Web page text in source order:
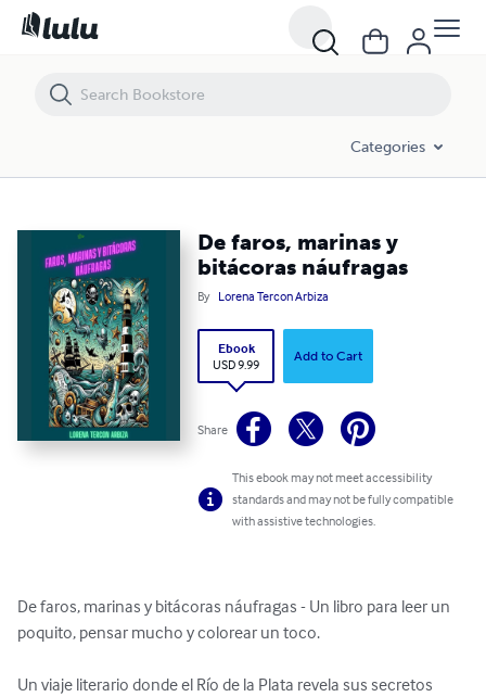
Categories
De faros, marinas y
bitácoras náufragas
By Lorena Tercon Arbiza
Ebook
USD 9.99
Add to Cart
Share
This ebook may not meet accessibility
standards and may not be fully compatible
with assistive technologies.
De faros, marinas y bitácoras náufragas - Un libro para leer un
poquito, pensar mucho y colorear un toco.
Un viaje literario donde el Río de la Plata revela sus secretos
De faros, marinas y bitácoras náufragas